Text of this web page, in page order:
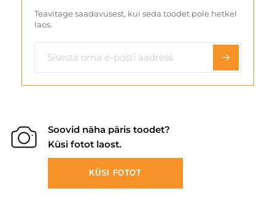
Teavitage saadavusest, kui seda toodet pole hetkel
laos.
Soovid näha päris toodet?
Küsi fotot laost.
KÜSI FOTOT